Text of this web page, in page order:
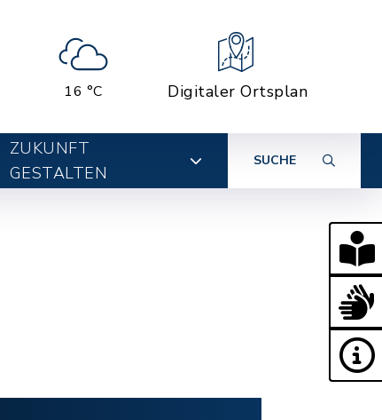
16 °C Digitaler Ortsplan
ZUKUNFT
GESTALTEN
SUCHE